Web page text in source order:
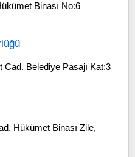
Binası No:6
Belediye Pasajı Kat:3
Hükümet Binası Zile,